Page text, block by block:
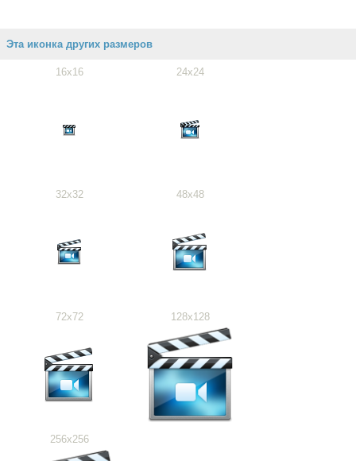
Эта иконка других размеров
16x16 24x24
32x32 48x48
72x72 128x128
256x256